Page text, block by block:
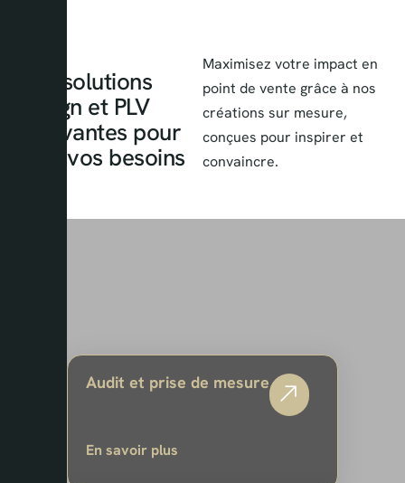
Des solutions
design et PLV
innovantes pour
tous vos besoins
Maximisez votre impact en
point de vente grâce à nos
créations sur mesure,
conçues pour inspirer et
convaincre.
Audit et prise de mesure
En savoir plus